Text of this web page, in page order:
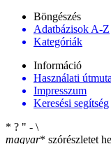
Böngészés
Adatbázisok A-Z
Kategóriák
Információ
Használati
Impresszum
Keresési segítség
* ? " - \
magyar* szórészletet